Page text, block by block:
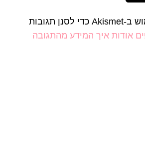
אתר זו עושה שימוש ב-Akismet כדי לסנן תגובות
אודות איך המידע מהתגובה